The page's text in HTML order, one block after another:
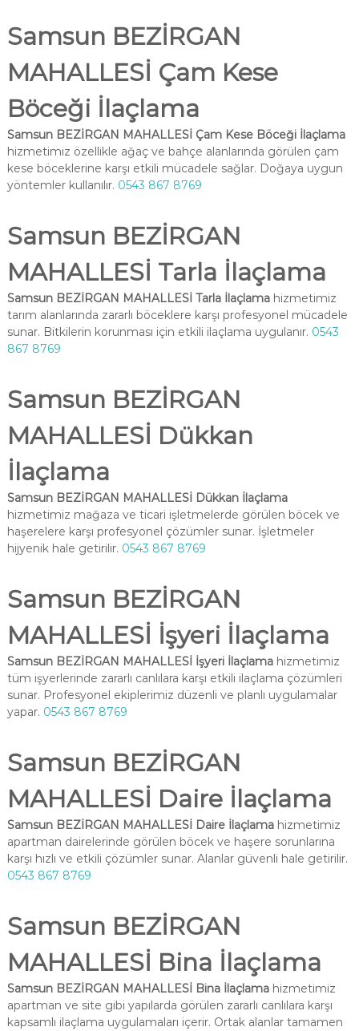
Samsun BEZİRGAN
MAHALLESİ Çam Kese
Böceği İlaçlama
Samsun BEZİRGAN MAHALLESİ Çam Kese Böceği İlaçlama
hizmetimiz özellikle ağaç ve bahçe alanlarında görülen çam
kese böceklerine karşı etkili mücadele sağlar. Doğaya uygun
yöntemler kullanılır. 0543 867 8769
Samsun BEZİRGAN
MAHALLESİ Tarla İlaçlama
Samsun BEZİRGAN MAHALLESİ Tarla İlaçlamahizmetimiz
tarım alanlarında zararlı böceklere karşı profesyonel mücadele
sunar. Bitkilerin korunması için etkili ilaçlama uygulanır. 0543
867 8769
Samsun BEZİRGAN
MAHALLESİ Dükkan
İlaçlama
Samsun BEZİRGAN MAHALLESİ Dükkan İlaçlama
hizmetimiz mağaza ve ticari işletmelerde görülen böcek ve
haşerelere karşı profesyonel çözümler sunar. İşletmeler
hijyenik hale getirilir. 0543 867 8769
Samsun BEZİRGAN
MAHALLESİ İşyeri İlaçlama
Samsun BEZİRGAN MAHALLESİ İşyeri İlaçlamahizmetimiz
tüm işyerlerinde zararlı canlılara karşı etkili ilaçlama çözümleri
sunar. Profesyonel ekiplerimiz düzenli ve planlı uygulamalar
yapar. 0543 867 8769
Samsun BEZİRGAN
MAHALLESİ Daire İlaçlama
Samsun BEZİRGAN MAHALLESİ Daire İlaçlamahizmetimiz
apartman dairelerinde görülen böcek ve haşere sorunlarına
karşı hızlı ve etkili çözümler sunar. Alanlar güvenli hale getirilir.
0543 867 8769
Samsun BEZİRGAN
MAHALLESİ Bina İlaçlama
Samsun BEZİRGAN MAHALLESİ Bina İlaçlamahizmetimiz
apartman ve site gibi yapılarda görülen zararlı canlılara karşı
kapsamlı ilaçlama uygulamaları içerir. Ortak alanlar tamamen